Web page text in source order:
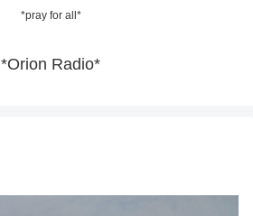
*pray for all*
*Orion Radio*